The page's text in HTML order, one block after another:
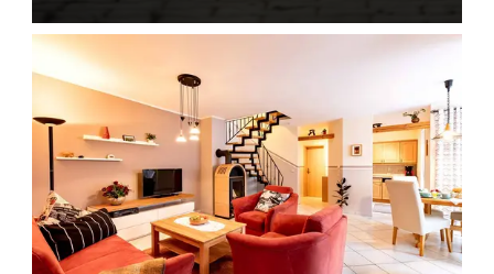
Baby- und Kinderhöfe in Thüringen -
Urlaub mit Kindern auf einem
kinderfreundlichen Ferienhof oder
Kinderbauernhof
…